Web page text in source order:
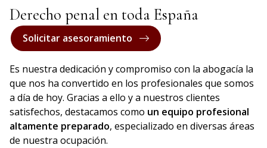
Derecho penal en toda España
Solicitar asesoramiento
Es nuestra dedicación y compromiso con la abogacía la
que nos ha convertido en los profesionales que somos
a día de hoy. Gracias a ello y a nuestros clientes
satisfechos, destacamos como un equipo profesional
altamente preparado, especializado en diversas áreas
de nuestra ocupación.